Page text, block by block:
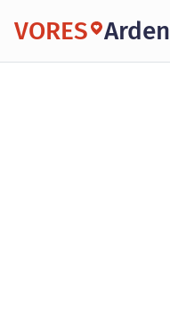
VORES Arden